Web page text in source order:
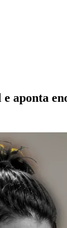
aponta